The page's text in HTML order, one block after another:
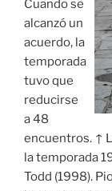
Cuando se
alcanzó un
acuerdo, la
temporada
tuvo que
reducirse
a 48
encuentros. ↑
la temporada
Todd (1998).